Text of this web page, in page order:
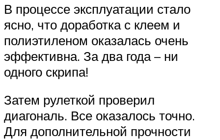
В процессе эксплуатации стало
ясно, что доработка с клеем и
полиэтиленом оказалась очень
эффективна. За два года – ни
одного скрипа!
Затем рулеткой проверил
диагональ. Все оказалось точно.
Для дополнительной прочности